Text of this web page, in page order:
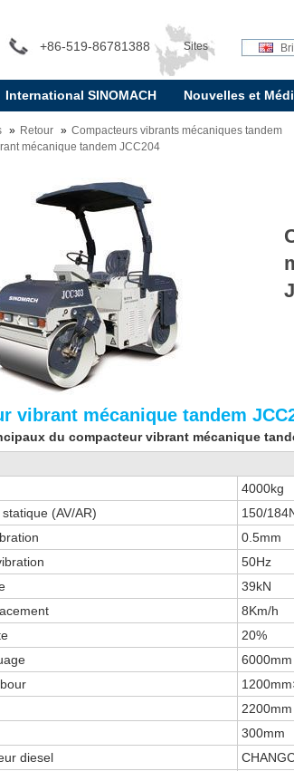
+86-519-86781388 Sites
internationaux:
International SINOMACH Nouvelles et
Retour
Compacteurs vibrants mécaniques tandem
mécanique tandem JCC204
vibrant mécanique tandem
du compacteur vibrant mécanique
4000kg
(AV/AR)
150/
0.5mm
50Hz
39kN
8Km/h
20%
6000mm
2200mm
300mm
diesel